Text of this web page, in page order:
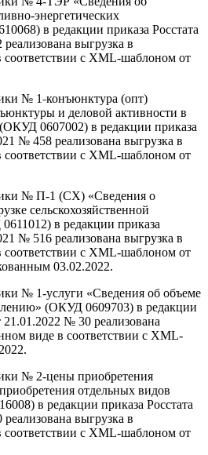
энергетических
в редакции приказа Росстата
выгрузка в
соответствии с XML-шаблоном от
№ 1˗конъюнктура (опт)
и деловой активности в
0607002) в редакции приказа
№ 458 реализована выгрузка в
соответствии с XML-шаблоном от
№ П-1 (СХ) «Сведения о
сельскохозяйственной
в редакции приказа
№ 516 реализована выгрузка в
соответствии с XML-шаблоном от
03.02.2022.
№ 1-услуги «Сведения об объеме
(ОКУД 0609703) в редакции
21.01.2022 № 30 реализована
виде в соответствии с XML-
№ 2-цены приобретения
отдельных видов
в редакции приказа Росстата
выгрузка в
соответствии с XML-шаблоном от